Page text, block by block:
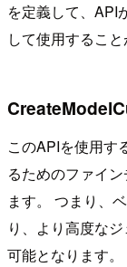
を定義して、API
して使用すること
このAPIを使用す
るためのファイ
ます。 つまり、
り、より高度な
可能となります。